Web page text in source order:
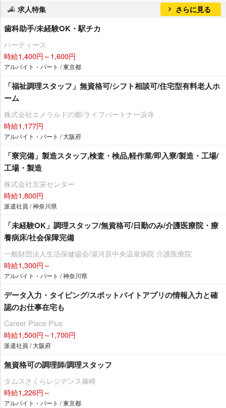
求人特集 さらに見る
歯科助手/未経験OK・駅チカ
ハーティース
時給1,400円～1,600円
アルバイト・パート / 東京都
「福祉調理スタッフ」無資格可/シフト相談可/住宅型有料老人ホ
ーム
株式会社エメラルドの郷/ライフパートナー浜寺
時給1,177円
アルバイト・パート / 大阪府
「寮完備」製造スタッフ,検査・検品,軽作業/即入寮/製造・工場/
工場・製造
株式会社京栄センター
時給1,800円
派遣社員 / 神奈川県
「未経験OK」調理スタッフ/無資格可/日勤のみ/介護医療院・療
養病床/社会保障完備
一般財団法人生活保健協会/湯河原中央温泉病院 介護医療院
時給1,300円～
アルバイト・パート / 神奈川県
データ入力・タイピング/スポットバイトアプリの情報入力と確
認のお仕事在宅も
Career Place Plus
時給1,500円～1,700円
派遣社員 / 大阪府
無資格可の調理師/調理スタッフ
タムスさくらレジデンス篠崎
時給1,226円～
アルバイト・パート / 東京都